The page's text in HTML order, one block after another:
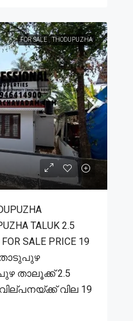
FOR SALE THODUPUZHA
TALUK 2.5
SALE PRICE 19
തൊടുപുഴ
താലൂക്ക് 2.5
വില 19